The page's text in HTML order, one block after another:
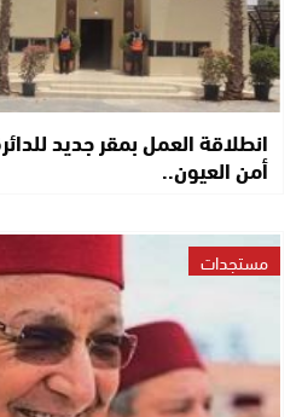
انطلاقة العمل بمقر جديد
أمن العيون..
مستجدات